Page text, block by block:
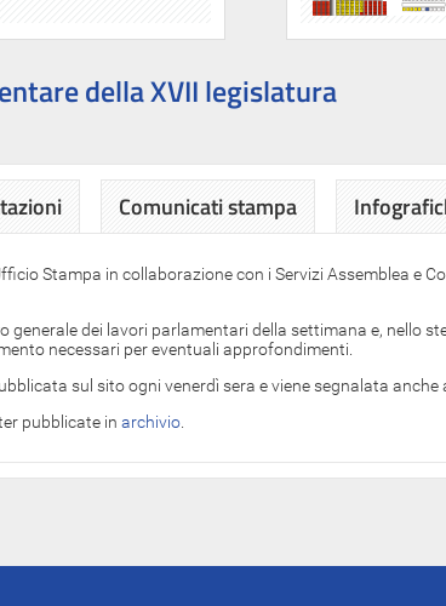
della XVII legislatura
Comunicati stampa
Stampa in collaborazione con i Servizi Assemblea e
generale dei lavori parlamentari della settimana e, nello
necessari per eventuali approfondimenti.
sul sito ogni venerdì sera e viene segnalata
pubblicate in archivio